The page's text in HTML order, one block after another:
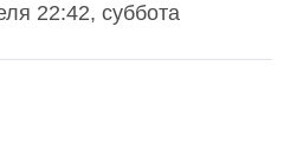
22:42, суббота